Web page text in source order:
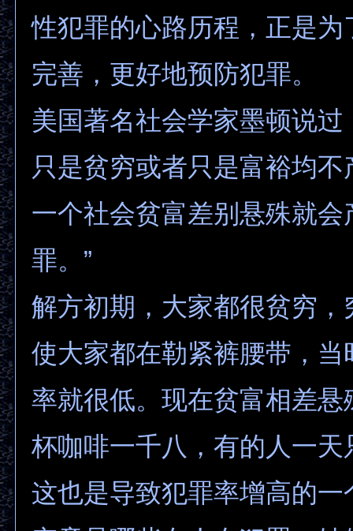
性犯罪的心路历程，正是为
完善，更好地预防犯罪。
美国著名社会学家墨顿说过
只是贫穷或者只是富裕均
一个社会贫富差别悬殊就会
罪。”
解方初期，大家都很贫穷，
使大家都在勒紧裤腰带，当
率就很低。现在贫富相差悬
杯咖啡一千八，有的人一天
这也是导致犯罪率增高的一